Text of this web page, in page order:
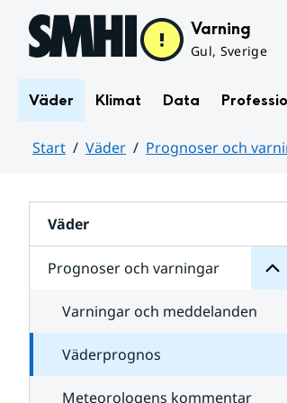
Hoppa till sidans innehåll Varning
Gul, Sverige
Väder Klimat Data
Start Väder Prognoser och
Väder
Prognoser och varningar
för
Varningar och meddelanden
Väderprognos
Meteorologens kommentar